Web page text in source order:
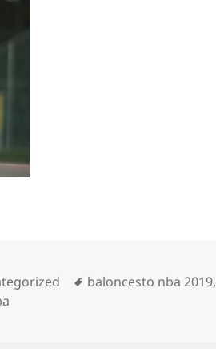
Etiquetas
baloncesto nba 2019,